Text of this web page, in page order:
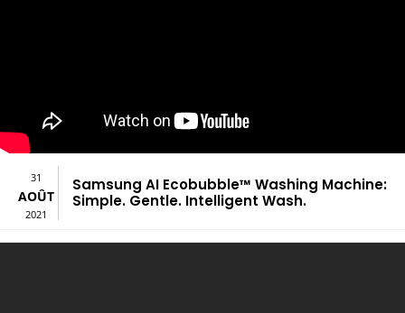
31
AOÛT
2021
Samsung AI Ecobubble™ Washing Machine:
Simple. Gentle. Intelligent Wash.